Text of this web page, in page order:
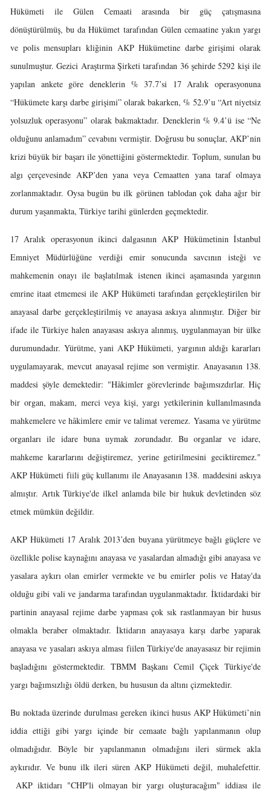
Hükümeti ile Gülen Cemaati arasında bir güç çatışmasına
dönüştürülmüş, bu da Hükümet tarafından Gülen cemaatine yakın yargı
ve polis mensupları kliğinin AKP Hükümetine darbe girişimi olarak
sunulmuştur. Gezici Araştırma Şirketi tarafından 36 şehirde 5292 kişi ile
yapılan ankete göre deneklerin % 37.7’si 17 Aralık operasyonuna
“Hükümete karşı darbe girişimi” olarak bakarken, % 52.9’u “Art niyetsiz
yolsuzluk operasyonu” olarak bakmaktadır. Deneklerin % 9.4’ü ise “Ne
olduğunu anlamadım” cevabını vermiştir. Doğrusu bu sonuçlar, AKP’nin
krizi büyük bir başarı ile yönettiğini göstermektedir. Toplum, sunulan bu
algı çerçevesinde AKP’den yana veya Cemaatten yana taraf olmaya
zorlanmaktadır. Oysa bugün bu ilk görünen tablodan çok daha ağır bir
durum yaşanmakta, Türkiye tarihi günlerden geçmektedir.
17 Aralık operasyonun ikinci dalgasının AKP Hükümetinin İstanbul
Emniyet Müdürlüğüne verdiği emir sonucunda savcının isteği ve
mahkemenin onayı ile başlatılmak istenen ikinci aşamasında yargının
emrine itaat etmemesi ile AKP Hükümeti tarafından gerçekleştirilen bir
anayasal darbe gerçekleştirilmiş ve anayasa askıya alınmıştır. Diğer bir
ifade ile Türkiye halen anayasası askıya alınmış, uygulanmayan bir ülke
durumundadır. Yürütme, yani AKP Hükümeti, yargının aldığı kararları
uygulamayarak, mevcut anayasal rejime son vermiştir. Anayasanın 138.
maddesi şöyle demektedir: "Hâkimler görevlerinde bağımsızdırlar. Hiç
bir organ, makam, merci veya kişi, yargı yetkilerinin kullanılmasında
mahkemelere ve hâkimlere emir ve talimat veremez. Yasama ve yürütme
organları ile idare buna uymak zorundadır. Bu organlar ve idare,
mahkeme kararlarını değiştiremez, yerine getirilmesini geciktiremez."
AKP Hükümeti fiili güç kullanımı ile Anayasanın 138. maddesini askıya
almıştır. Artık Türkiye'de ilkel anlamda bile bir hukuk devletinden söz
etmek mümkün değildir.
AKP Hükümeti 17 Aralık 2013’den buyana yürütmeye bağlı güçlere ve
özellikle polise kaynağını anayasa ve yasalardan almadığı gibi anayasa ve
yasalara aykırı olan emirler vermekte ve bu emirler polis ve Hatay'da
olduğu gibi vali ve jandarma tarafından uygulanmaktadır. İktidardaki bir
partinin anayasal rejime darbe yapması çok sık rastlanmayan bir husus
olmakla beraber olmaktadır. İktidarın anayasaya karşı darbe yaparak
anayasa ve yasaları askıya alması fiilen Türkiye'de anayasasız bir rejimin
başladığını göstermektedir. TBMM Başkanı Cemil Çiçek Türkiye'de
yargı bağımsızlığı öldü derken, bu hususun da altını çizmektedir.
Bu noktada üzerinde durulması gereken ikinci husus AKP Hükümeti’nin
iddia ettiği gibi yargı içinde bir cemaate bağlı yapılanmanın olup
olmadığıdır. Böyle bir yapılanmanın olmadığını ileri sürmek akla
aykırıdır. Ve bunu ilk ileri süren AKP Hükümeti değil, muhalefettir.
AKP iktidarı "CHP'li olmayan bir yargı oluşturacağım" iddiası ile